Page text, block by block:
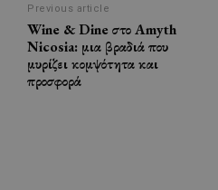
Previous article
Wine & Dine στο Amyth
Nicosia: μια βραδιά που
μυρίζει κομψότητα και
προσφορά